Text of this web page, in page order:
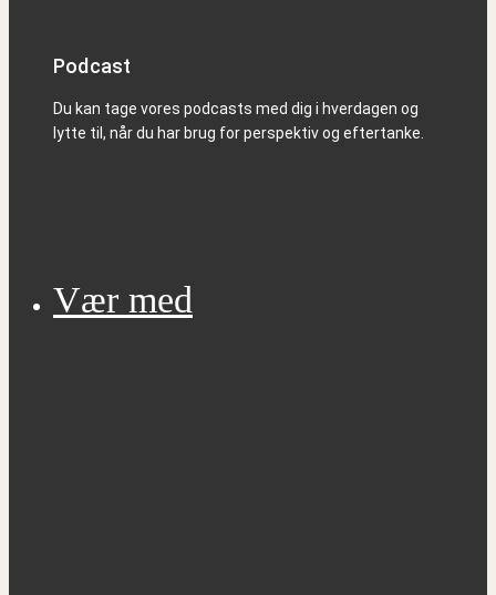
Podcast
Du kan tage vores podcasts med dig i hverdagen og
lytte til, når du har brug for perspektiv og eftertanke.
Vær med